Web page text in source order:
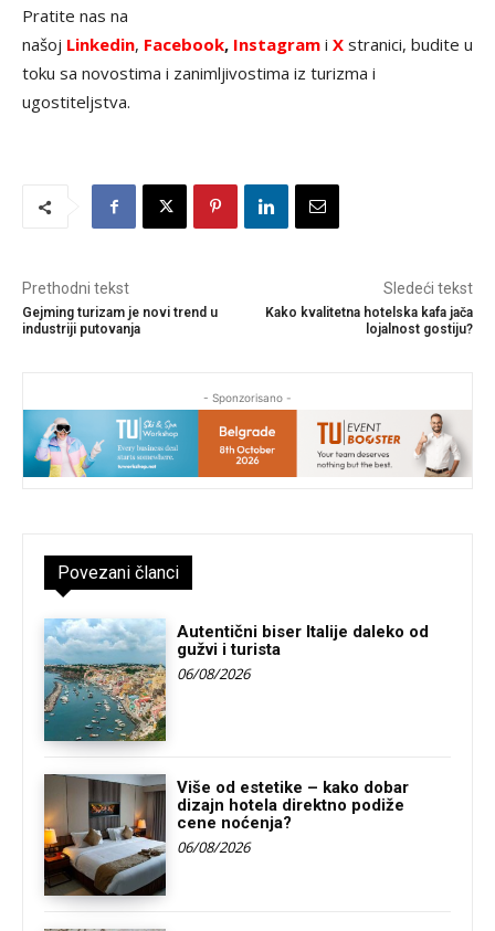
Pratite nas na
našoj Linkedin, Facebook, Instagram i X stranici, budite u
toku sa novostima i zanimljivostima iz turizma i
ugostiteljstva.
Prethodni tekst
Gejming turizam je novi trend u
industriji putovanja
Sledeći tekst
Kako kvalitetna hotelska kafa jača
lojalnost gostiju?
- Sponzorisano -
Povezani članci
Autentični biser Italije daleko od
gužvi i turista
06/08/2026
Više od estetike – kako dobar
dizajn hotela direktno podiže
cene noćenja?
06/08/2026